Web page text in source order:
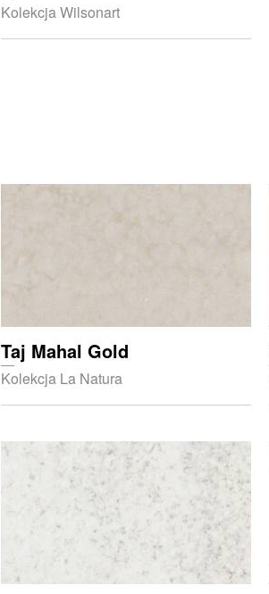
Kolekcja Wilsonart
Taj Mahal Gold
Kolekcja La Natura